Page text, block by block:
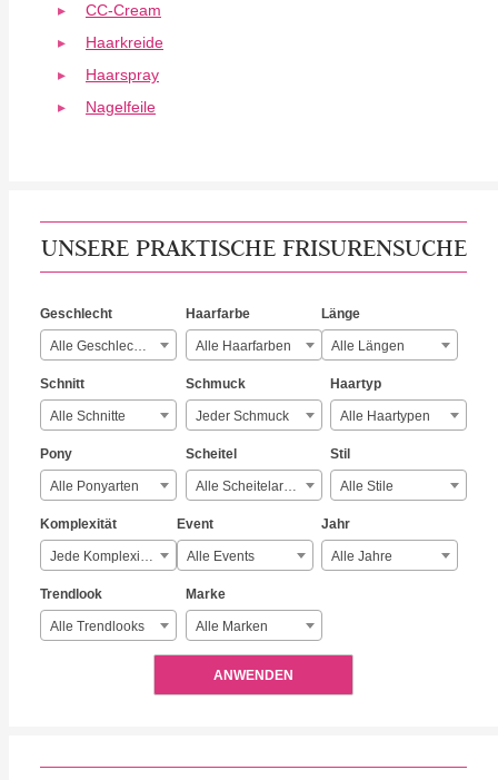
CC-Cream
Haarkreide
Haarspray
Nagelfeile
UNSERE PRAKTISCHE FRISURENSUCHE
Geschlecht
Alle Geschlechter
Haarfarbe
Alle Haarfarben
Länge
Alle Längen
Schnitt
Alle Schnitte
Schmuck
Jeder Schmuck
Haartyp
Alle Haartypen
Pony
Alle Ponyarten
Scheitel
Alle Scheitelarten
Stil
Alle Stile
Komplexität
Jede Komplexität
Event
Alle Events
Jahr
Alle Jahre
Trendlook
Alle Trendlooks
Marke
Alle Marken
ANWENDEN